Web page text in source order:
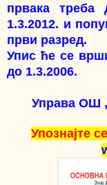
првака
1.3.2012. и
први разред.
Упис ће се
до 1.3.2006.
Управа ОШ
Упознајте